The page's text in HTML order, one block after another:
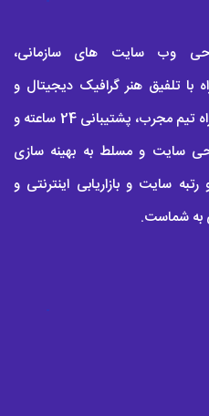
وب سایت های سازمانی،
تلفیق هنر گرافیک دیجیتال و
تکنیک های برنامه نویسی وب بهمراه تیم مجرب، پشتیبانی 24 ساعته و
سایت و مسلط به بهینه سازی
سایت و بازاریابی اینترنتی و
به شماست.